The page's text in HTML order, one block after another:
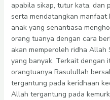
apabila sikap, tutur kata, dan
serta mendatangkan manfaat
anak yang senantiasa
orang tuanya dengan cara
akan memperoleh ridha
yang banyak. Terkait dengan
orangtuanya Rasulullah
tergantung pada keridhaan
Allah tergantung pada